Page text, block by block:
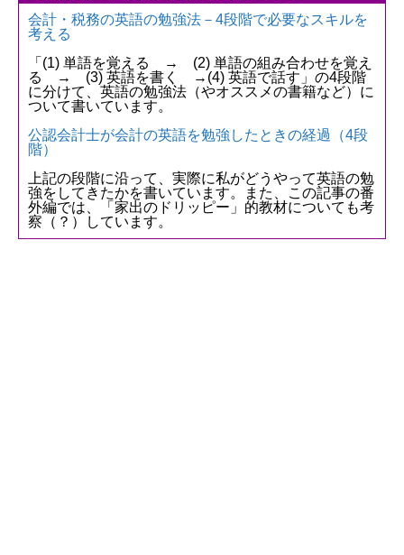
会計・税務の英語の勉強法－4段階で必要なスキルを
考える
「(1) 単語を覚える → (2) 単語の組み合わせを覚え
る → (3) 英語を書く →(4) 英語で話す」の4段階
に分けて、英語の勉強法（やオススメの書籍など）に
ついて書いています。
公認会計士が会計の英語を勉強したときの経過（4段
階）
上記の段階に沿って、実際に私がどうやって英語の勉
強をしてきたかを書いています。また、この記事の番
外編では、「家出のドリッピー」的教材についても考
察（？）しています。